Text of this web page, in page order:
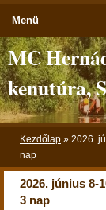
MC
kenutúra,
Kezdőlap » 2026.
nap
2026. június 8-
3 nap
Menü